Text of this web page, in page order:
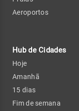
Aeroportos
Hub de Cidades
Hoje
Amanhã
15 dias
Fim de semana